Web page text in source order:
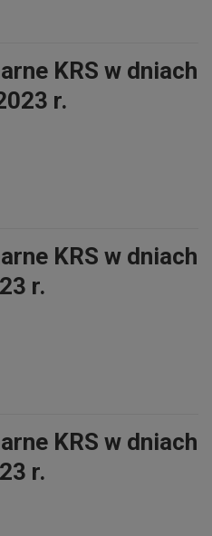
KRS w dniach
r.
KRS w dniach
r.
KRS w dniach
r.